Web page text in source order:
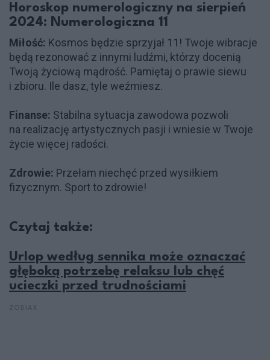
Horoskop numerologiczny na sierpień
2024: Numerologiczna 11
Miłość: Kosmos będzie sprzyjał 11! Twoje wibracje
będą rezonować z innymi ludźmi, którzy docenią
Twoją życiową mądrość. Pamiętaj o prawie siewu
i zbioru. Ile dasz, tyle weźmiesz.
Finanse: Stabilna sytuacja zawodowa pozwoli
na realizację artystycznych pasji i wniesie w Twoje
życie więcej radości.
Zdrowie: Przełam niechęć przed wysiłkiem
fizycznym. Sport to zdrowie!
Czytaj także:
Urlop według sennika może oznaczać
głęboką potrzebę relaksu lub chęć
ucieczki przed trudnościami